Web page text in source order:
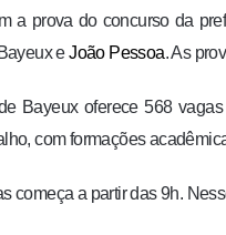
a prova do concurso da
eJoão Pessoa. As
Bayeux oferece 568
com formações
começa a partir das 9h.